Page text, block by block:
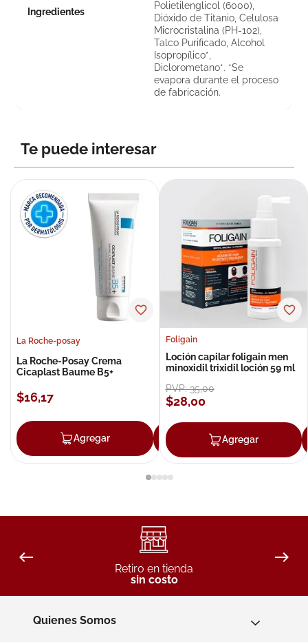
Ingredientes
Polietilenglicol (6000),
Dióxido de Titanio, Celulosa
Microcristalina (PH-102),
Talco Purificado, Alcohol
Isopropílico*,
Diclorometano*. *Se
evapora durante el proceso
de fabricación.
Te puede interesar
La Roche-posay
La Roche-Posay Crema
Cicaplast Baume B5+
$16,17
Agregar Agregar
Foligain
Loción capilar foligain men
minoxidil trixidil loción 59 ml
PVP:35,00
$28,00
Agregar
Retiro en tienda
sin costo
Quienes Somos